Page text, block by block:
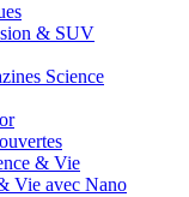
& SUV
Science
& Vie
Vie avec Nano